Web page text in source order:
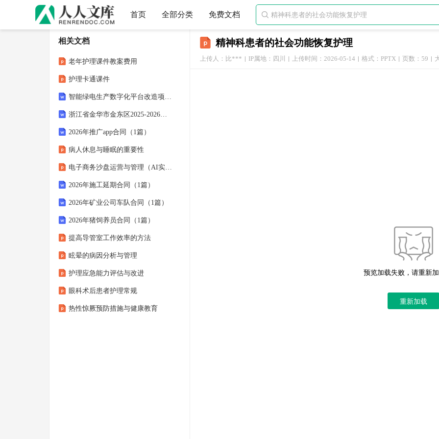
首页 全部分类 免费文档 
精神科患者的社会功能恢复护理
上传人：比*** IP属地：四川 上传时间：2026-05-14 格式：PPTX 页数：59
预览加载失败，请重新
重新加载
相关文档
老年护理课件教案费用
护理卡通课件
智能绿电生产数字化平台改造项目可行性研究报告模板-立项申报用
浙江省金华市金东区2025-2026学年第二学期八年级数学期中试题卷
2026年推广app合同（1篇）
病人休息与睡眠的重要性
电子商务沙盘运营与管理（AI实践版） 课件全套 第1-8章 电子商务沙盘概述- 电子商务沙盘实战模拟
2026年施工延期合同（1篇）
2026年矿业公司车队合同（1篇）
2026年猪饲养员合同（1篇）
提高导管室工作效率的方法
眩晕的病因分析与管理
护理应急能力评估与改进
眼科术后患者护理常规
热性惊厥预防措施与健康教育